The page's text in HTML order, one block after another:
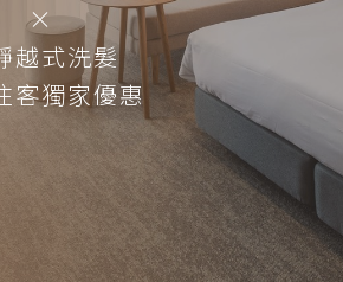
×
越式洗髮
客獨家優惠